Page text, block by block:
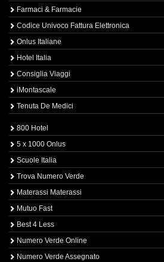
Farmaci & Farmacie
Codice Univoco Fattura Elettronica
Onlus Italiane
Hotel Italia
Consiglia Viaggi
iMontascale
Tenuta De Medici
800 Hotel
5 x 1000 Onlus
Scuole Italia
Trova Numero Verde
Materassi Materassi
Mutuo Fast
Best 4 Less
Numero Verde Online
Numero Verde Assegnato